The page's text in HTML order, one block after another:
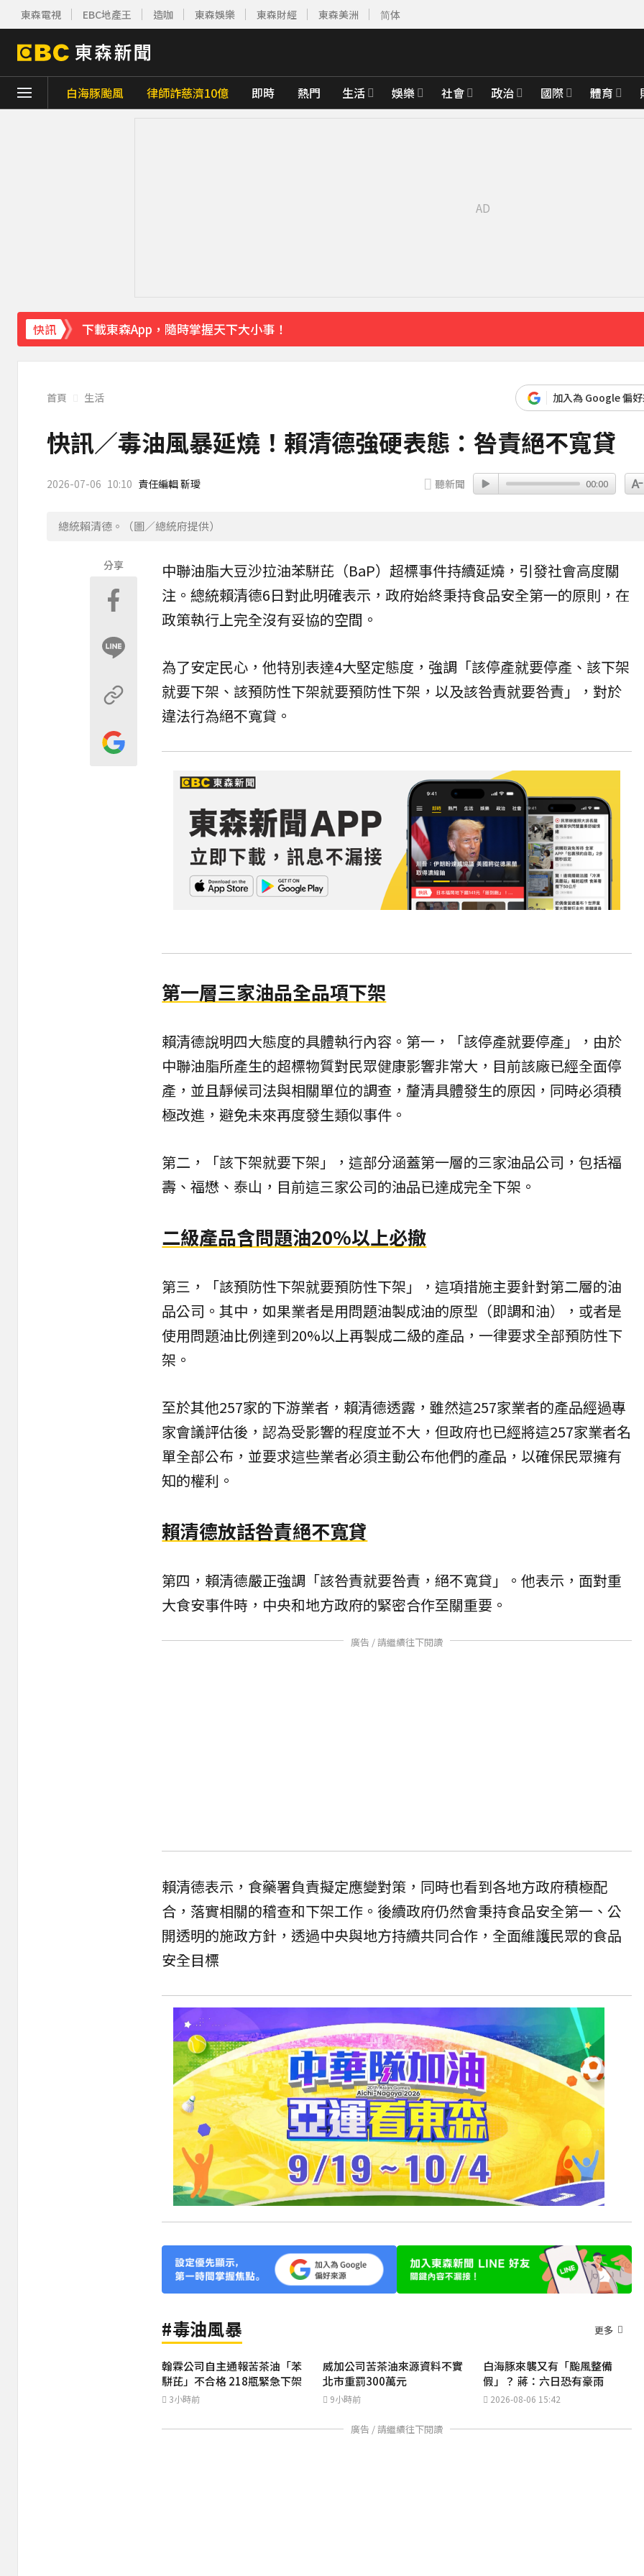
東森電視 EBC地產王 造咖 東森娛樂 東森財經 東森美洲 简体
白海豚颱風 律師詐慈濟10億 即時 熱門 生活 娛樂 社會 政治 國際 體育
快訊
下載東森App，隨時掌握天下大小事！
《理財達人秀》X 安聯投信免費講座報名中！搶先卡位 2027
首頁 生活 加入為 Google 偏
快訊／毒油風暴延燒！賴清德強硬表態：咎責絕不寬貸
2026-07-06 10:10 責任編輯 靳璦 聽新聞 00:00
總統賴清德。（圖／總統府提供）
分享
中聯油脂大豆沙拉油苯駢芘（BaP）超標事件持續延燒，引發社會高度關
注。總統賴清德6日對此明確表示，政府始終秉持食品安全第一的原則，在
政策執行上完全沒有妥協的空間。
為了安定民心，他特別表達4大堅定態度，強調「該停產就要停產、該下架
就要下架、該預防性下架就要預防性下架，以及該咎責就要咎責」，對於
違法行為絕不寬貸。
第一層三家油品全品項下架
賴清德說明四大態度的具體執行內容。第一，「該停產就要停產」，由於
中聯油脂所產生的超標物質對民眾健康影響非常大，目前該廠已經全面停
產，並且靜候司法與相關單位的調查，釐清具體發生的原因，同時必須積
極改進，避免未來再度發生類似事件。
第二，「該下架就要下架」，這部分涵蓋第一層的三家油品公司，包括福
壽、福懋、泰山，目前這三家公司的油品已達成完全下架。
二級產品含問題油20%以上必撤
第三，「該預防性下架就要預防性下架」，這項措施主要針對第二層的油
品公司。其中，如果業者是用問題油製成油的原型（即調和油），或者是
使用問題油比例達到20%以上再製成二級的產品，一律要求全部預防性下
架。
至於其他257家的下游業者，賴清德透露，雖然這257家業者的產品經過專
家會議評估後，認為受影響的程度並不大，但政府也已經將這257家業者名
單全部公布，並要求這些業者必須主動公布他們的產品，以確保民眾擁有
知的權利。
賴清德放話咎責絕不寬貸
第四，賴清德嚴正強調「該咎責就要咎責，絕不寬貸」。他表示，面對重
大食安事件時，中央和地方政府的緊密合作至關重要。
廣告 / 請繼續往下閱讀
賴清德表示，食藥署負責擬定應變對策，同時也看到各地方政府積極配
合，落實相關的稽查和下架工作。後續政府仍然會秉持食品安全第一、公
開透明的施政方針，透過中央與地方持續共同合作，全面維護民眾的食品
安全目標
#毒油風暴 更多
翰霖公司自主通報苦茶油「苯
駢芘」不合格 218瓶緊急下架
3小時前
威加公司苦茶油來源資料不實
北市重罰300萬元
9小時前
白海豚來襲又有「颱風整備
假」？ 蔣：六日恐有豪雨
2026-08-06 15:42
廣告 / 請繼續往下閱讀